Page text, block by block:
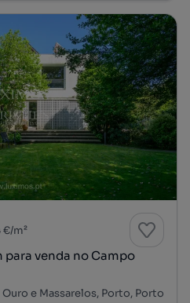
€/m²
venda no Campo
e Massarelos, Porto, Porto